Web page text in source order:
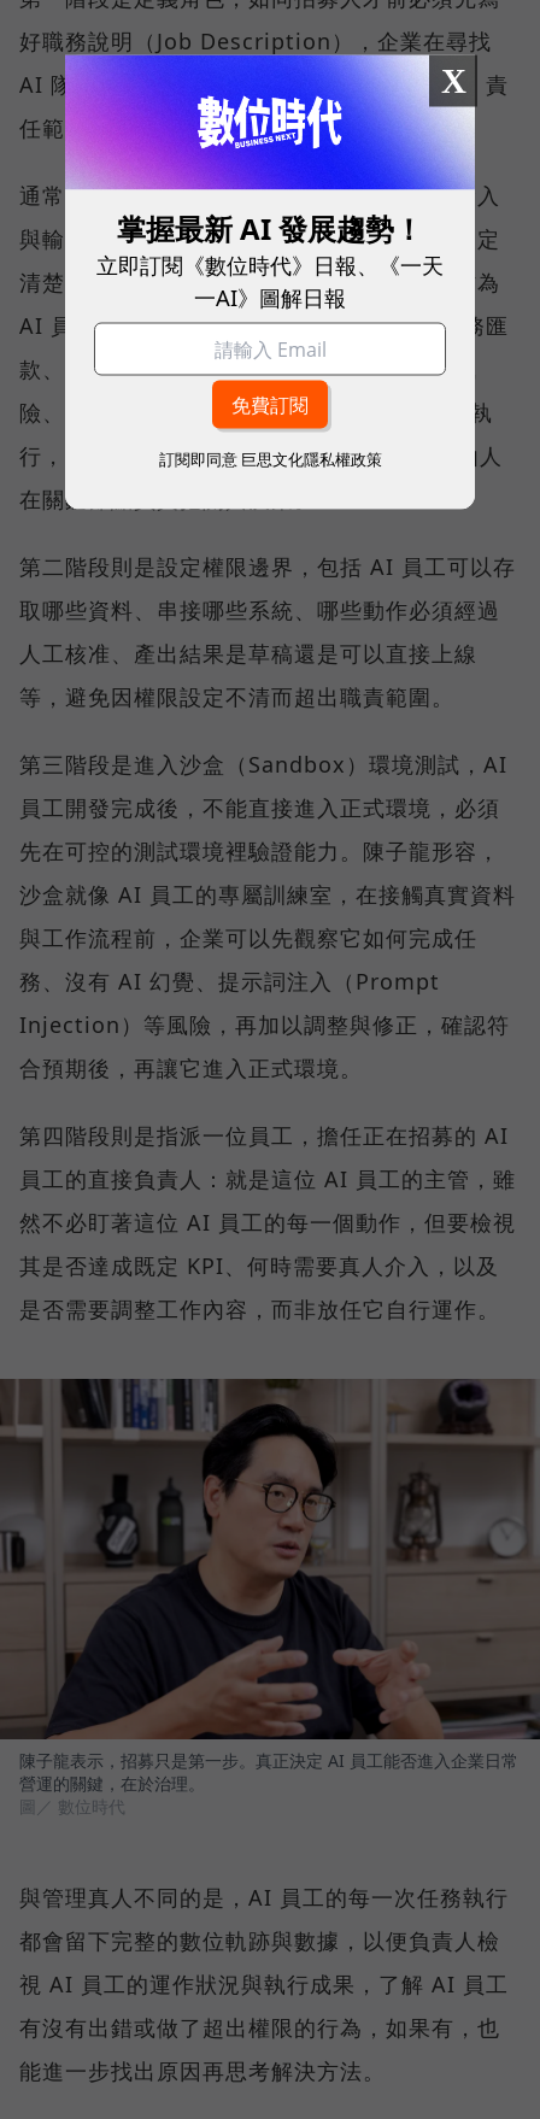
好職務說明（Job Description），企業在尋找
AI 隊友前，也必須先清楚界定它的工作內容、責
任範圍與目標，再進入招募階段。
通常具備「高頻率、重複性高」、「有明確輸入
與輸出」、「可用數據評估品質」及「可以設定
清楚權限與邊界」四項特性的工作，最適合作為
AI 員工的第一個應用場景。相反地，涉及財務匯
款、人際互動、情感信任，或美感判斷等高風
險、難以標準化的工作，則不應完全交由 AI 執
行，而應保留 Human in the Loop 機制，由人
在關鍵節點負責把關與決策。
第二階段則是設定權限邊界，包括 AI 員工可以存
取哪些資料、串接哪些系統、哪些動作必須經過
人工核准、產出結果是草稿還是可以直接上線
等，避免因權限設定不清而超出職責範圍。
第三階段是進入沙盒（Sandbox）環境測試，AI
員工開發完成後，不能直接進入正式環境，必須
先在可控的測試環境裡驗證能力。陳子龍形容，
沙盒就像 AI 員工的專屬訓練室，在接觸真實資料
與工作流程前，企業可以先觀察它如何完成任
務、沒有 AI 幻覺、提示詞注入（Prompt
Injection）等風險，再加以調整與修正，確認符
合預期後，再讓它進入正式環境。
第四階段則是指派一位員工，擔任正在招募的 AI
員工的直接負責人：就是這位 AI 員工的主管，雖
然不必盯著這位 AI 員工的每一個動作，但要檢視
其是否達成既定 KPI、何時需要真人介入，以及
是否需要調整工作內容，而非放任它自行運作。
陳子龍表示，招募只是第一步。真正決定 AI 員工能否進入企業日常
營運的關鍵，在於治理。
圖／ 數位時代
與管理真人不同的是，AI 員工的每一次任務執行
都會留下完整的數位軌跡與數據，以便負責人檢
視 AI 員工的運作狀況與執行成果，了解 AI 員工
有沒有出錯或做了超出權限的行為，如果有，也
能進一步找出原因再思考解決方法。
X
掌握最新 AI 發展趨勢！
立即訂閱《數位時代》日報、《一天
一AI》圖解日報
訂閱即同意 巨思文化隱私權政策